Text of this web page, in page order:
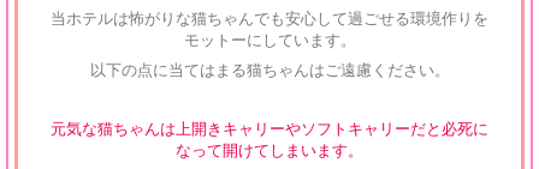
当ホテルは怖がりな猫ちゃんでも安心して過ごせる環境作りを
モットーにしています。
以下の点に当てはまる猫ちゃんはご遠慮ください。
元気な猫ちゃんは上開きキャリーやソフトキャリーだと必死に
なって開けてしまいます。